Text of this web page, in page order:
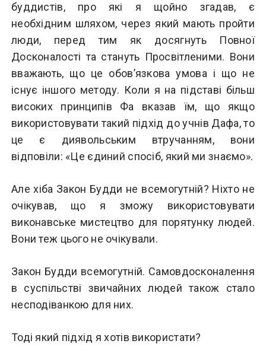
буддистів, про які я щойно згадав, є
необхідним шляхом, через який мають пройти
люди, перед тим як досягнуть Повної
Досконалості та стануть Просвітленими. Вони
вважають, що це обов’язкова умова і що не
існує іншого методу. Коли я на підставі більш
високих принципів Фа вказав їм, що якщо
використовувати такий підхід до учнів Дафа, то
це є диявольським втручанням, вони
відповіли: «Це єдиний спосіб, який ми знаємо».
Але хіба Закон Будди не всемогутній? Ніхто не
очікував, що я зможу використовувати
виконавське мистецтво для порятунку людей.
Вони теж цього не очікували.
Закон Будди всемогутній. Самовдосконалення
в суспільстві звичайних людей також стало
несподіванкою для них.
Тоді який підхід я хотів використати?